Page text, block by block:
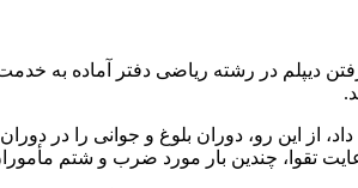
هوش و ذکاوت زیادی بهره مند بود. او در سال ۱۳۳۵ پس از گرفتن دیپلم
این رو، دوران بلوغ و جوانی را در
تقوا، چندین بار مورد ضرب و شتم